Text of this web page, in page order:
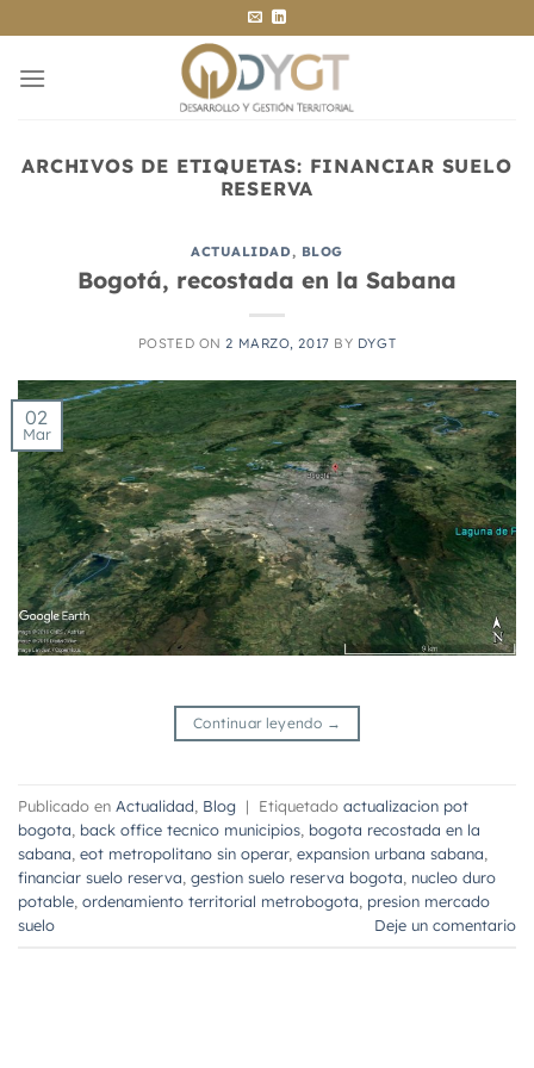
al
contenido
ARCHIVOS DE ETIQUETAS: FINANCIAR SUELO
RESERVA
ACTUALIDAD, BLOG
Bogotá, recostada en la Sabana
POSTED ON2 MARZO, 2017 BY DYGT
02
Mar
Continuar leyendo →
Publicado en Actualidad Blog | Etiquetado actualizacion pot
bogota back office tecnico municipios bogota recostada en la
sabana eot metropolitano sin operar, expansion urbana sabana
financiar suelo reserva gestion suelo reserva bogota nucleo duro
potable ordenamiento territorial metrobogota presion mercado
suelo
Deje un comentario